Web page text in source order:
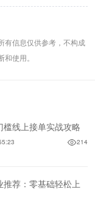
有信息仅供参考，不构成
使用。
线上接单实战攻略
214
荐：零基础轻松上